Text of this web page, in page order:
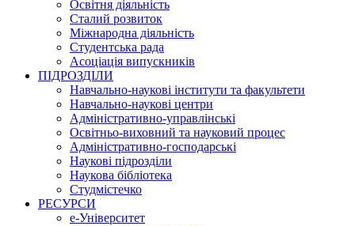
Освітня діяльність
Сталий розвиток
Міжнародна діяльність
Студентська рада
Асоціація випускників
ПІДРОЗДІЛИ
Навчально-наукові інститути та факультети
Навчально-наукові центри
Адміністративно-управлінські
Освітньо-виховний та науковий процес
Адміністративно-господарські
Наукові підрозділи
Наукова бібліотека
Студмістечко
РЕСУРСИ
е-Університет